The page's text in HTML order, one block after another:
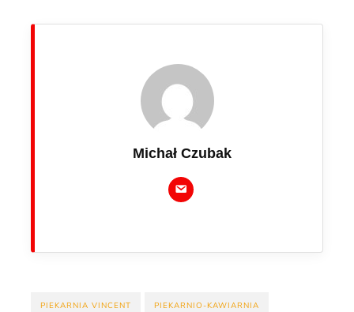
Michał Czubak
PIEKARNIA VINCENT PIEKARNIO-KAWIARNIA